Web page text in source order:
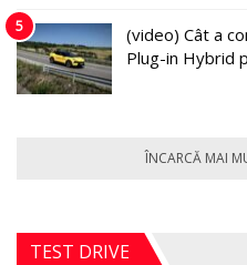
5
(video) Cât a
Plug-in Hybrid
ÎNCARCĂ MAI
TEST DRIVE